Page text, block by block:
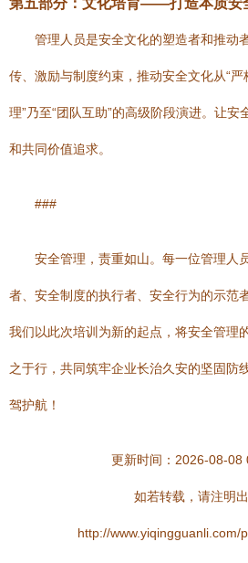
管理人员是安全文化的塑造者和推动
传、激励与制度约束，推动安全文化从“严
理”乃至“团队互助”的高级阶段演进。让
和共同价值追求。
###
安全管理，责重如山。每一位管理人
者、安全制度的执行者、安全行为的示范
我们以此次培训为新的起点，将安全管理
之于行，共同筑牢企业长治久安的坚固防
驾护航！
更新时间：2026-08-08
如若转载，请注明出
http://www.yiqingguanli.com/